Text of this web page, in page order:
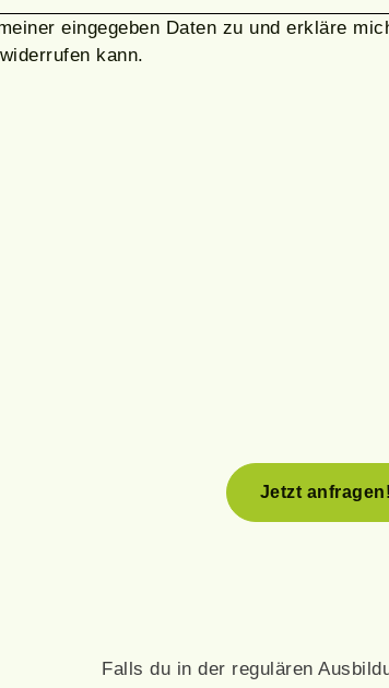
eingegeben Daten zu und erkläre
kann.
Jetzt anfragen!
Falls du in der regulären